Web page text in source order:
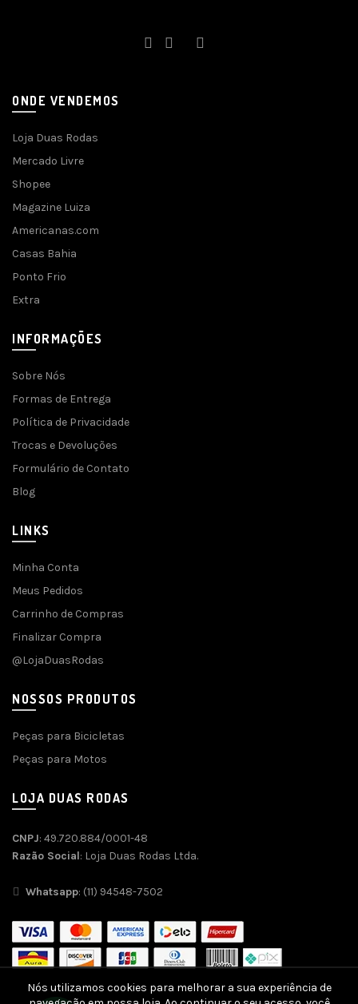
ONDE VENDEMOS
Loja Duas Rodas
Mercado Livre
Shopee
Magazine Luiza
Americanas.com
Casas Bahia
Ponto Frio
Extra
INFORMAÇÕES
Sobre Nós
Formas de Entrega
Política de Privacidade
Trocas e Devoluções
Formulário de Contato
Blog
LINKS
Minha Conta
Meus Pedidos
Carrinho de Compras
Finalizar Compra
@LojaDuasRodas
NOSSOS PRODUTOS
Peças para Bicicletas
Peças para Motos
LOJA DUAS RODAS
CNPJ: 49.720.884/0001-48
Razão Social: Loja Duas Rodas Ltda.
Whatsapp: (11) 94548-7502
Nós utilizamos cookies para melhorar a sua experiência de